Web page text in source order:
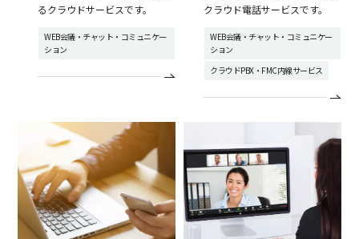
るクラウドサービスです。
WEB会議・チャット・コミュニケー
ション
クラウド電話サービスです。
WEB会議・チャット・コミュニケー
ション
クラウドPBX・FMC内線サービス